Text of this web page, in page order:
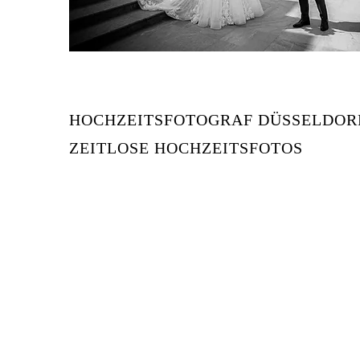
HOCHZEITSFOTOGRAF
ZEITLOSE HOCHZEITSFOTOS